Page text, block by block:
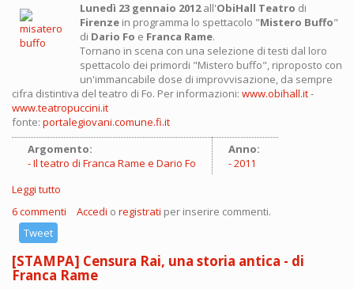
Lunedì 23 gennaio 2012all'ObiHall Teatro di
Firenze in programma lo spettacolo "Mistero Buffo"
di Dario Fo e Franca Rame.
Tornano in scena con una selezione di testi dal loro
spettacolo dei primordi "Mistero buffo", riproposto con
un'immancabile dose di improvvisazione, da sempre
cifra distintiva del teatro di Fo. Per informazioni: www.obihall.it-
www.teatropuccini.it
fonte: portalegiovani.comune.fi.it
Argomento:
Il teatro di Franca Rame e Dario Fo
Anno:
2011
Leggi tutto
6 commenti Accedi o registrati per inserire commenti.
Tweet
[STAMPA] Censura Rai, una storia antica - di
Franca Rame